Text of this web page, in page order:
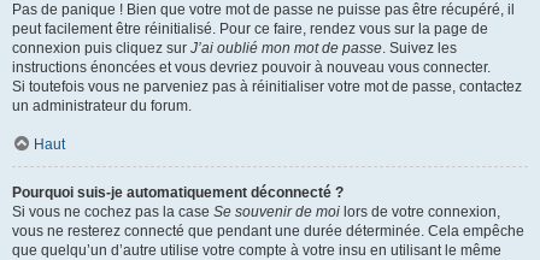
Pas de panique ! Bien que votre mot de passe ne puisse pas être récupéré, il
peut facilement être réinitialisé. Pour ce faire, rendez vous sur la page de
connexion puis cliquez sur J’ai oublié mon mot de passe. Suivez les
instructions énoncées et vous devriez pouvoir à nouveau vous connecter.
Si toutefois vous ne parveniez pas à réinitialiser votre mot de passe, contactez
un administrateur du forum.
Haut
Pourquoi suis-je automatiquement déconnecté ?
Si vous ne cochez pas la case Se souvenir de moi lors de votre connexion,
vous ne resterez connecté que pendant une durée déterminée. Cela empêche
que quelqu’un d’autre utilise votre compte à votre insu en utilisant le même